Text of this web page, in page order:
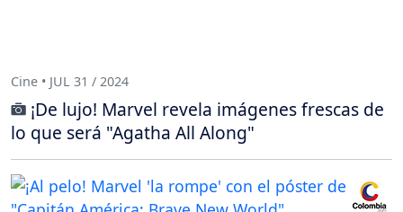
Cine • JUL 31 / 2024
¡De lujo! Marvel revela imágenes frescas de
lo que será "Agatha All Along"